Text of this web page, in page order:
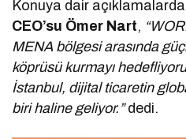
Konuya dair
CEO’su Ömer Nart,
MENA bölgesi arasında
köprüsü kurmayı
İstanbul, dijital ticaretin
biri haline geliyor.”dedi.